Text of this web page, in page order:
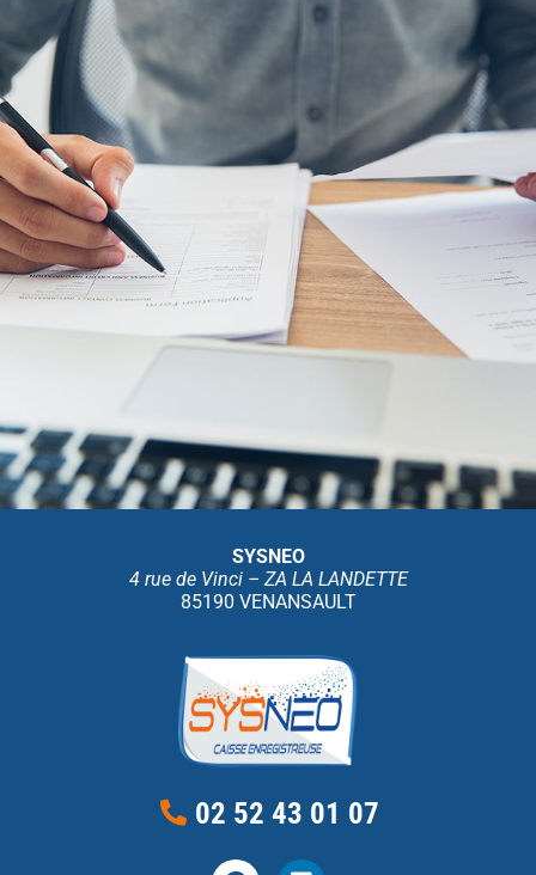
SYSNEO
4 rue de Vinci – ZA LA LANDETTE
85190 VENANSAULT
02 52 43 01 07